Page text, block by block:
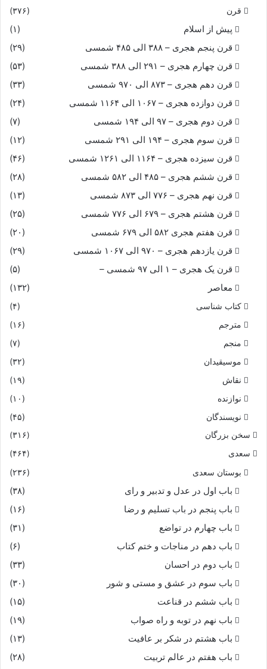
قرن
(۳۷۶)
پیش از اسلام
(۱)
قرن پنجم هجری – ۳۸۸ الی ۴۸۵ شمسی
(۲۹)
قرن چهارم هجری – ۲۹۱ الی ۳۸۸ شمسی
(۵۳)
قرن دهم هجری – ۸۷۳ الی ۹۷۰ شمسی
(۳۳)
قرن دوازده هجری – ۱۰۶۷ الی ۱۱۶۴ شمسی
(۲۴)
قرن دوم هجری – ۹۷ الی ۱۹۴ شمسی
(۷)
قرن سوم هجری – ۱۹۴ الی ۲۹۱ شمسی
(۱۲)
قرن سیزده هجری – ۱۱۶۴ الی ۱۲۶۱ شمسی
(۴۶)
قرن ششم هجری – ۴۸۵ الی ۵۸۲ شمسی
(۲۸)
قرن نهم هجری – ۷۷۶ الی ۸۷۳ شمسی
(۱۳)
قرن هشتم هجری – ۶۷۹ الی ۷۷۶ شمسی
(۲۵)
قرن هفتم هجری ۵۸۲ الی ۶۷۹ شمسی
(۲۰)
قرن یازدهم هجری – ۹۷۰ الی ۱۰۶۷ شمسی
(۲۹)
قرن یک هجری – ۱ الی ۹۷ شمسی –
(۵)
معاصر
(۱۳۲)
کتاب شناسی
(۴)
مترجم
(۱۶)
منجم
(۷)
موسیقیدان
(۳۲)
نقاش
(۱۹)
نوازنده
(۱۰)
نویسندگان
(۴۵)
سخن بزرگان
(۳۱۶)
سعدی
(۴۶۴)
بوستان سعدی (۲۳۶)
باب اول در عدل و تدبیر و رای
(۳۸)
باب پنجم در باب تسلیم و رضا
(۱۶)
باب چهارم در تواضع
(۳۱)
باب دهم در مناجات و ختم کتاب
(۶)
باب دوم در احسان
(۳۳)
باب سوم در عشق و مستی و شور
(۳۰)
باب ششم در قناعت
(۱۵)
باب نهم در توبه و راه صواب
(۱۹)
باب هشتم در شکر بر عافیت
(۱۳)
باب هفتم در عالم تربیت
(۲۸)